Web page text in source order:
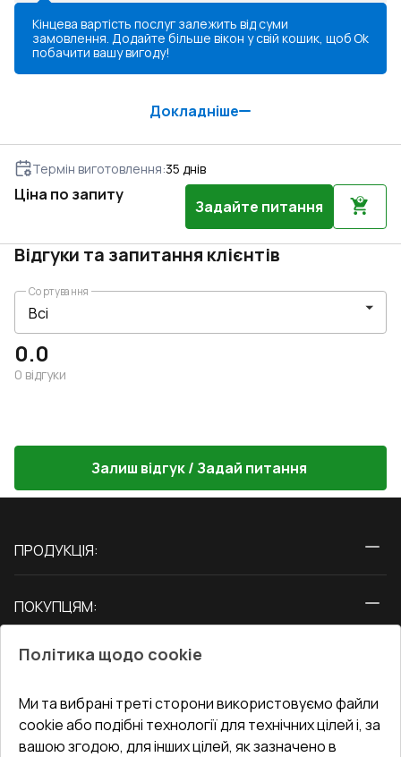
Кінцева вартість послуг залежить від суми
замовлення. Додайте більше вікон у свій кошик, щоб
побачити вашу вигоду!
Ok
Докладніше
Термін виготовлення:35 днів
Ціна по запиту
Задайте питання
Відгуки та запитання клієнтів
0.0
0 відгуки
Сортування
Залиш відгук / Задай питання
ПРОДУКЦІЯ:
Двері
ПОКУПЦЯМ:
Блог
Адреса гіпермаркета
СЕРВІС ТА ОБЛУГОВУВАННЯ:
Доставка і Оплата
Гарантія та Сервіс
КОНТАКТИ
Офіс:Україна, м. Вінниця, вул. Келецька 60 кв. 61
Політика щодо cookie
Ми та вибрані треті сторони використовуємо файли
cookie або подібні технології для технічних цілей і, за
вашою згодою, для інших цілей, як зазначено в